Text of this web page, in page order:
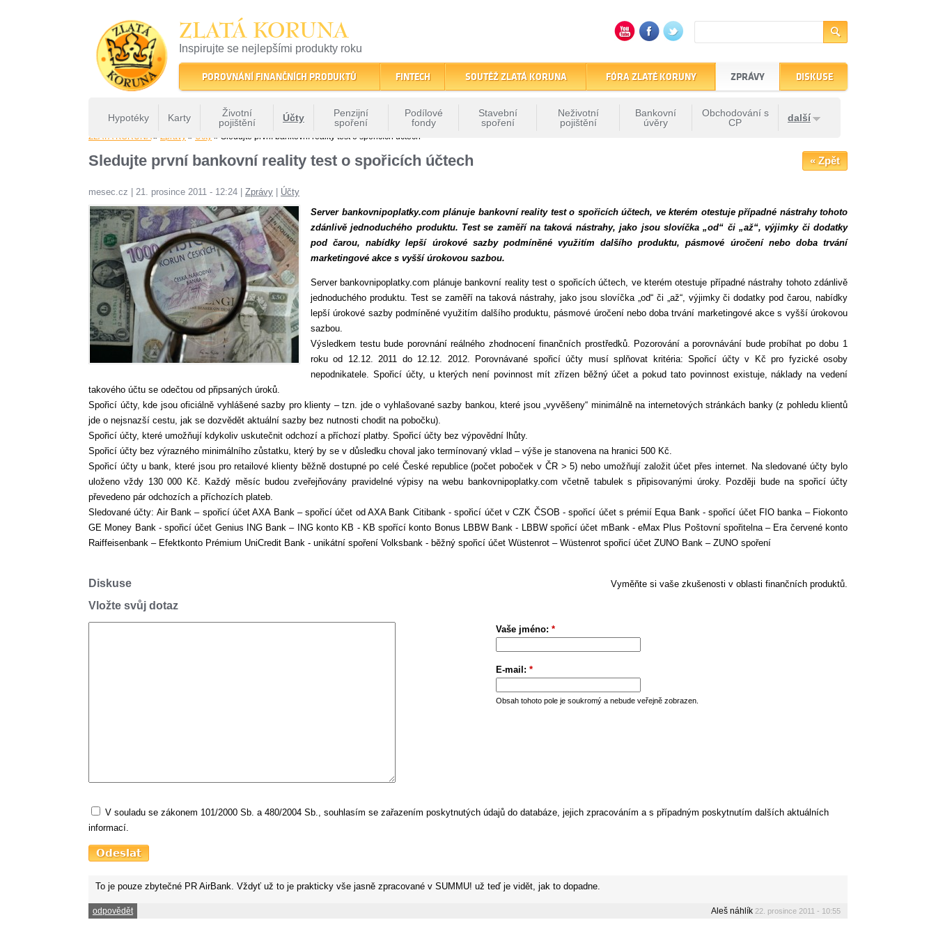
ZLATÁ KORUNA
Inspirujte se nejlepšími produkty roku
22 let tradice a kvality na finančním trhu
POROVNÁNÍ FINANČNÍCH PRODUKTŮ FINTECH SOUTĚŽ ZLATÁ KORUNA FÓRA ZLATÉ KORUNY ZPRÁVY
Hypotéky Karty
Životní
pojištění
Účty
Penzijní
spoření
Podílové
fondy
Stavební
spoření
Neživotní
pojištění
Bankovní
úvěry
Obchodování s
CP
další
DISKUSE
ZLATÁ KORUNA» Zprávy » Účty » Sledujte první bankovní reality test o spořicích účtech
« Zpět
Sledujte první bankovní reality test o spořicích účtech
mesec.cz 21. prosince 2011 - 12:24 Zprávy
Účty
Server bankovnipoplat­ky.com plánuje bankovní reality test o spořicích účtech, ve kterém otestuje případné nástrahy tohoto
zdánlivě jednoduchého produktu. Test se zaměří na taková nástrahy, jako jsou slovíčka „od“ či „až“, výjimky či dodatky
pod čarou, nabídky lepší úrokové sazby podmíněné využitím dalšího produktu, pásmové úročení nebo doba trvání
marketingové akce s vyšší úrokovou sazbou.
Server bankovnipoplat­ky.com plánuje bankovní reality test o spořicích účtech, ve kterém otestuje případné nástrahy tohoto zdánlivě
jednoduchého produktu. Test se zaměří na taková nástrahy, jako jsou slovíčka „od“ či „až“, výjimky či dodatky pod čarou, nabídky
lepší úrokové sazby podmíněné využitím dalšího produktu, pásmové úročení nebo doba trvání marketingové akce s vyšší úrokovou
sazbou.
Výsledkem testu bude porovnání reálného zhodnocení finančních prostředků. Pozorování a porovnávání bude probíhat po dobu 1
roku od 12.12. 2011 do 12.12. 2012. Porovnávané spořicí účty musí splňovat kritéria: Spořicí účty v Kč pro fyzické osoby
nepodnikatele. Spořicí účty, u kterých není povinnost mít zřízen běžný účet a pokud tato povinnost existuje, náklady na vedení
takového účtu se odečtou od připsaných úroků.
Spořicí účty, kde jsou oficiálně vyhlášené sazby pro klienty – tzn. jde o vyhlašované sazby bankou, které jsou „vyvěšeny“ minimálně na internetových stránkách banky (z pohledu klientů
jde o nejsnazší cestu, jak se dozvědět aktuální sazby bez nutnosti chodit na pobočku).
Spořicí účty, které umožňují kdykoliv uskutečnit odchozí a příchozí platby. Spořicí účty bez výpovědní lhůty.
Spořicí účty bez výrazného minimálního zůstatku, který by se v důsledku choval jako termínovaný vklad – výše je stanovena na hranici 500 Kč.
Spořicí účty u bank, které jsou pro retailové klienty běžně dostupné po celé České republice (počet poboček v ČR > 5) nebo umožňují založit účet přes internet. Na sledované účty bylo
uloženo vždy 130 000 Kč. Každý měsíc budou zveřejňovány pravidelné výpisy na webu bankovnipoplat­ky.com včetně tabulek s připisovaný­mi úroky. Později bude na spořicí účty
převedeno pár odchozích a příchozích plateb.
Sledované účty: Air Bank – spořicí účet AXA Bank – spořicí účet od AXA Bank Citibank - spořicí účet v CZK ČSOB - spořicí účet s prémií Equa Bank - spořicí účet FIO banka – Fiokonto
GE Money Bank - spořicí účet Genius ING Bank – ING konto KB - KB spořící konto Bonus LBBW Bank - LBBW spořicí účet mBank - eMax Plus Poštovní spořitelna – Era červené konto
Raiffeisenbank – Efektkonto Prémium UniCredit Bank - unikátní spoření Volksbank - běžný spořicí účet Wüstenrot – Wüstenrot spořicí účet ZUNO Bank – ZUNO spoření
Vyměňte si vaše zkušenosti v oblasti finančních produktů.
Diskuse
Vložte svůj dotaz
Vaše jméno: *
E-mail: *
Obsah tohoto pole je soukromý a nebude veřejně zobrazen.
V souladu se zákonem 101/2000 Sb. a 480/2004 Sb., souhlasím se zařazením poskytnutých údajů do databáze, jejich zpracováním a s případným poskytnutím dalších aktuálních
informací.
To je pouze zbytečné PR AirBank. Vždyť už to je prakticky vše jasně zpracované v SUMMU! už teď je vidět, jak to dopadne.
odpovědět Aleš náhlík 22. prosince 2011 - 10:55